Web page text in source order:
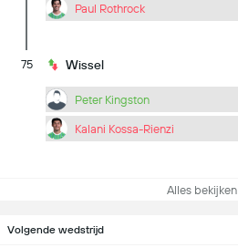
Paul Rothrock
75 Wissel
Peter Kingston
Kalani Kossa-Rienzi
Alles bekijken
Volgende wedstrijd